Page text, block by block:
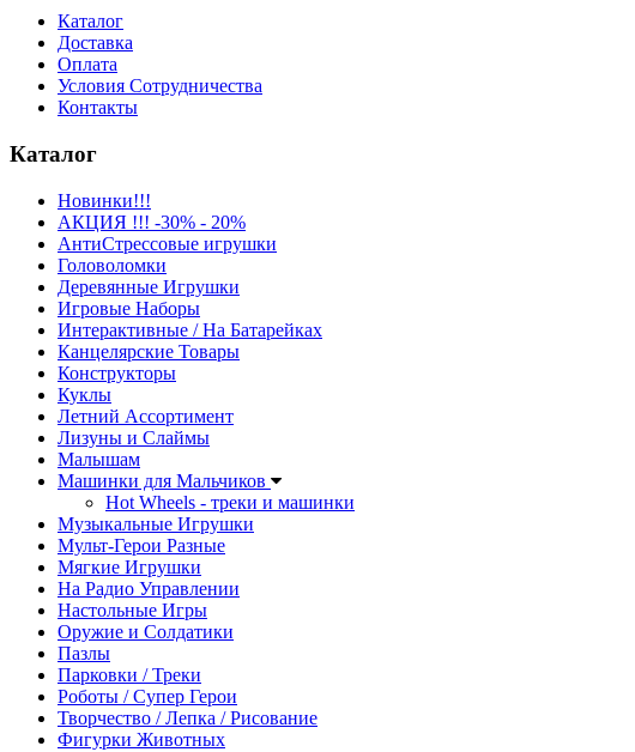
Каталог
Доставка
Оплата
Условия Сотрудничества
Контакты
Каталог
Новинки!!!
АКЦИЯ !!! -30% - 20%
АнтиСтрессовые игрушки
Головоломки
Деревянные Игрушки
Игровые Наборы
Интерактивные / На Батарейках
Канцелярские Товары
Конструкторы
Куклы
Летний Ассортимент
Лизуны и Слаймы
Малышам
Машинки для Мальчиков
Hot Wheels - треки и машинки
Музыкальные Игрушки
Мульт-Герои Разные
Мягкие Игрушки
На Радио Управлении
Настольные Игры
Оружие и Солдатики
Пазлы
Парковки / Треки
Роботы / Супер Герои
Творчество / Лепка / Рисование
Фигурки Животных